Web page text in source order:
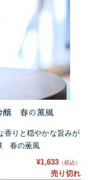
醸 春の薫風
香りと穏やかな旨みが
春の薫風
¥1,633 （税込）
売り切れ